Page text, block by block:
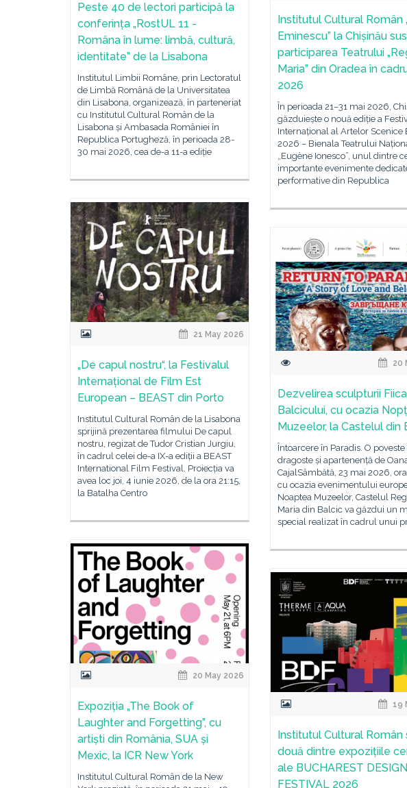
Peste 40 de lectori participă la
conferința „RostUL 11 -
Româna în lume: limbă, cultură,
identitate” de la Lisabona
Institutul Limbii Române, prin Lectoratul
de Limbă Română de la Universitatea
din Lisabona, organizează, în parteneriat
cu Institutul Cultural Român de la
Lisabona și Ambasada României în
Republica Portugheză, în perioada 28-
30 mai 2026, cea de-a 11-a ediție
Institutul Cultural Român
Eminescu” la Chișinău
participarea Teatrului
Maria” din Oradea în
2026
În perioada 21–31 mai 2026,
găzduiește o nouă ediție a
Internațional al Artelor Scenice
2026 – Bienala Teatrului
„Eugène Ionesco”, unul dintre
importante evenimente
performative din Republica
21 May 2026
„De capul nostru“, la Festivalul
Internațional de Film Est
European – BEAST din Porto
Institutul Cultural Român de la Lisabona
sprijină prezentarea filmului De capul
nostru, regizat de Tudor Cristian Jurgiu,
în cadrul celei de-a IX-a ediții a BEAST
International Film Festival. Proiecția va
avea loc joi, 4 iunie 2026, de la ora 21:15,
la Batalha Centro
20
Dezvelirea sculpturii Fiica
Balcicului, cu ocazia
Muzeelor, la Castelul din
Întoarcere în Paradis. O
dragoste și apartenență de
CajalSâmbătă, 23 mai 2026,
cu ocazia evenimentului
Noaptea Muzeelor, Castelul
Maria din Balcic va găzdui un
special realizat în cadrul unui
20 May 2026
Expoziția „The Book of
Laughter and Forgetting”, cu
artiști din România, SUA și
Mexic, la ICR New York
Institutul Cultural Român de la New
19
Institutul Cultural Român
două dintre expozițiile
ale BUCHAREST DESIGN
FESTIVAL 2026